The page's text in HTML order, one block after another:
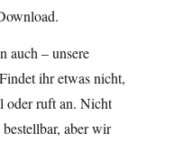
auch – unsere
ihr etwas nicht,
oder ruft an. Nicht
aber wir